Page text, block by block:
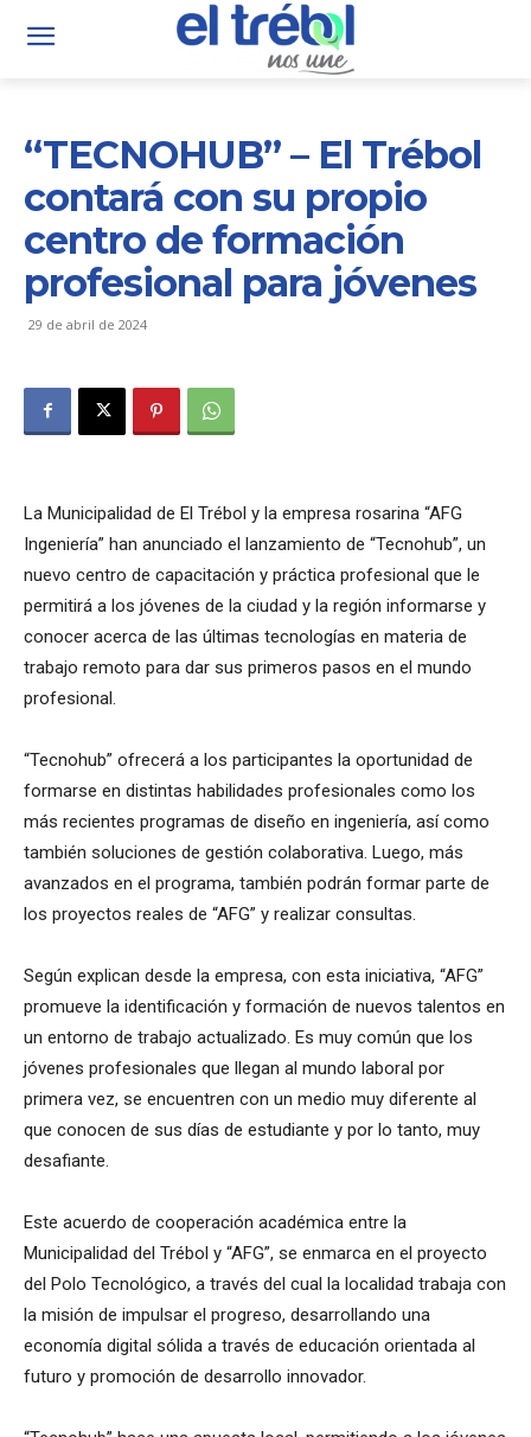
“TECNOHUB” – El Trébol
contará con su propio
centro de formación
profesional para jóvenes
29 de abril de 2024
La Municipalidad de El Trébol y la empresa rosarina “AFG
Ingeniería” han anunciado el lanzamiento de “Tecnohub”, un
nuevo centro de capacitación y práctica profesional que le
permitirá a los jóvenes de la ciudad y la región informarse y
conocer acerca de las últimas tecnologías en materia de
trabajo remoto para dar sus primeros pasos en el mundo
profesional.
“Tecnohub” ofrecerá a los participantes la oportunidad de
formarse en distintas habilidades profesionales como los
más recientes programas de diseño en ingeniería, así como
también soluciones de gestión colaborativa. Luego, más
avanzados en el programa, también podrán formar parte de
los proyectos reales de “AFG” y realizar consultas.
Según explican desde la empresa, con esta iniciativa, “AFG”
promueve la identificación y formación de nuevos talentos en
un entorno de trabajo actualizado. Es muy común que los
jóvenes profesionales que llegan al mundo laboral por
primera vez, se encuentren con un medio muy diferente al
que conocen de sus días de estudiante y por lo tanto, muy
desafiante.
Este acuerdo de cooperación académica entre la
Municipalidad del Trébol y “AFG”, se enmarca en el proyecto
del Polo Tecnológico, a través del cual la localidad trabaja con
la misión de impulsar el progreso, desarrollando una
economía digital sólida a través de educación orientada al
futuro y promoción de desarrollo innovador.